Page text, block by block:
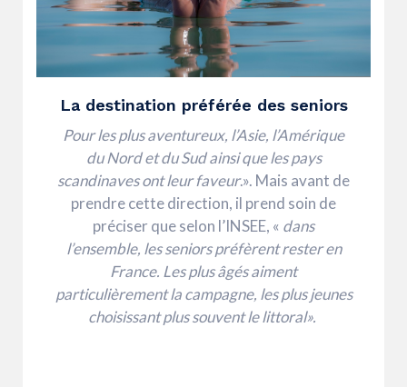
La destination préférée des seniors
Pour les plus aventureux, l’Asie, l’Amérique
du Nord et du Sud ainsi que les pays
scandinaves ont leur faveur.». Mais avant de
prendre cette direction, il prend soin de
préciser que selon l’INSEE, « dans
l’ensemble, les seniors préfèrent rester en
France. Les plus âgés aiment
particulièrement la campagne, les plus jeunes
choisissant plus souvent le littoral».